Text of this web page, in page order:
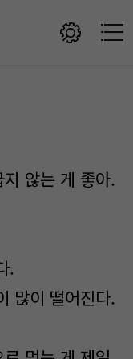
않는 게 좋아.
.
많이 떨어진다.